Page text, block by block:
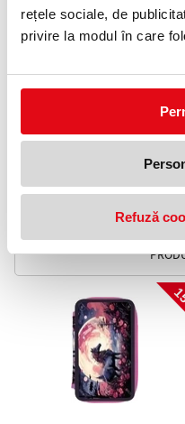
rețele sociale, de
privire la modul în care
Refuză
Compartimente: 3
Material:Poliester
Specificatii
Compartimente